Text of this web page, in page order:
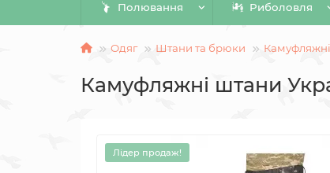
Полювання Риболовля
Одяг Штани та брюки Камуфляжні
Камуфляжні штани
Лідер продаж!